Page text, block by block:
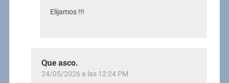
Elijamos !!!
Que asco.
24/05/2026 a las 12:24 PM